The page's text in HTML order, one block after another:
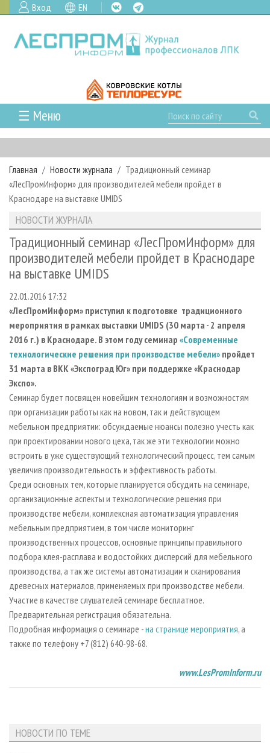
Вход EN
☰ Меню
ГЛАВНАЯ
РУБРИКИ И ТЕМЫ
РУБРИКИ ЖУРНАЛА
ЛЕСНОЕ ХОЗЯЙСТВО
ЛЕСОЗАГОТОВКА
ЛЕСОПИЛЕНИЕ
ДЕРЕВООБРАБОТКА
СУШКА ДРЕВЕСИНЫ
ПРОИЗВОДСТВО ДРЕВЕСНЫХ ПЛИТ
ДЕРЕВЯННОЕ ДОМОСТРОЕНИЕ
ПРОИЗВОДСТВО МЕБЕЛИ
БИОЭНЕРГЕТИКА
ЦБП
ИНСТРУМЕНТ И МАТЕРИАЛЫ
НОВОСТИ
КАЛЕНДАРЬ СОБЫТИЙ
НОВОСТИ ЛПК
НОВОСТИ ЖУРНАЛА
НОВОСТИ КОМПАНИЙ
ПРОЕКТЫ ЛПИ
АНАЛИТИКА
ПРЕДПРИЯТИЯ ЛПК
ЛЕСНЫЕ РЕГИОНЫ РОССИИ
ПЕРСОНЫ
МОБИЛЬНЫЕ ВЫСТАВКИ
ОФИЦИАЛЬНЫЕ ДЕЛЕГАЦИИ
ПРИОРИТЕТНЫЕ ИНВЕСТПРОЕКТЫ
RUSSIAN FORESTRY REVIEW
ГАЗЕТА ЛЕСПРОМФОРУМ
БИБЛИОТЕКА СПЕЦИАЛИСТА
АРХИВ
АРХИВ ЖУРНАЛОВ
СТАТЬИ
О ЖУРНАЛЕ
ПОДПИСКА
КОНТАКТЫ
РЕКЛАМОДАТЕЛЯМ
РЕКЛАМА
РЕКЛАМА НА САЙТЕ
Главная Новости журнала
Традиционный семинар
«ЛесПромИнформ» для производителей мебели пройдет в
Краснодаре на выставке UMIDS
НОВОСТИ ЖУРНАЛА
Традиционный семинар «ЛесПромИнформ» для
производителей мебели пройдет в Краснодаре
на выставке UMIDS
22.01.2016 17:32
«ЛесПромИнформ» приступил к подготовке традиционного
мероприятия в рамках выставки UMIDS (30 марта - 2 апреля
2016 г.) в Краснодаре. В этом году семинар «Современные
технологические решения при производстве мебели» пройдет
31 марта в ВКК «Экспоград Юг» при поддержке «Краснодар
Экспо».
Семинар будет посвящен новейшим технологиям и возможностям
при организации работы как на новом, так и действующем
мебельном предприятии: обсуждаемые нюансы полезно учесть как
при проектировании нового цеха, так же эти технологии можно
встроить в уже существующий технологический процесс, тем самым
увеличив производительность и эффективность работы.
Среди основных тем, которые планируется обсудить на семинаре,
организационные аспекты и технологические решения при
производстве мебели, комплексная автоматизация управления
мебельным предприятием, в том числе мониторинг
производственных процессов, основные принципы правильного
подбора клея-расплава и водостойких дисперсий для мебельного
производства, а так же системы автоматизации и сканирования
древесных материалов, применяемых при производстве мебели.
Участие в качестве слушателей семинаре бесплатное.
Предварительная регистрация обязательна.
Подробная информация о семинаре -на странице мероприятия, а
также по телефону +7 (812) 640-98-68.
www.LesPromInform.ru
НОВОСТИ ПО ТЕМЕ